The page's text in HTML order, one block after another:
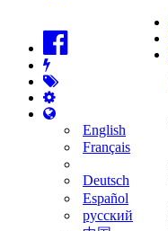
English
Français
Deutsch
Español
русский